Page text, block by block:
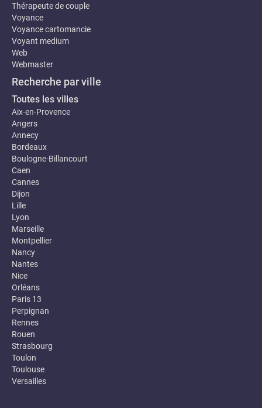
Thérapeute de couple
Voyance
Voyance cartomancie
Voyant medium
Web
Webmaster
Recherche par ville
Toutes les villes
Aix-en-Provence
Angers
Annecy
Bordeaux
Boulogne-Billancourt
Caen
Cannes
Dijon
Lille
Lyon
Marseille
Montpellier
Nancy
Nantes
Nice
Orléans
Paris 13
Perpignan
Rennes
Rouen
Strasbourg
Toulon
Toulouse
Versailles